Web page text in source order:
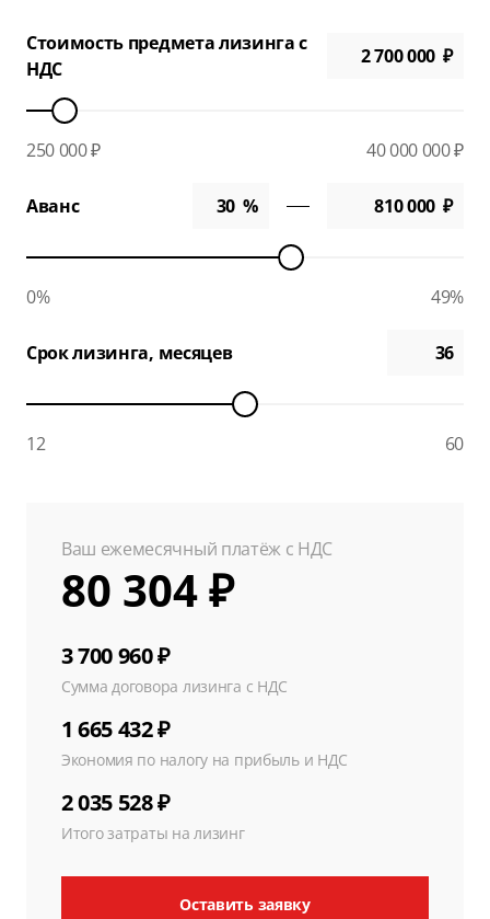
Стоимость предмета лизинга с
НДС
250 000 ₽ 40 000 000 ₽
Аванс
0% 49%
Срок лизинга, месяцев
12 60
Ваш ежемесячный платёж с НДС
80 304 ₽
3 700 960 ₽
Сумма договора лизинга с НДС
1 665 432 ₽
Экономия по налогу на прибыль и НДС
2 035 528 ₽
Итого затраты на лизинг
Оставить заявку